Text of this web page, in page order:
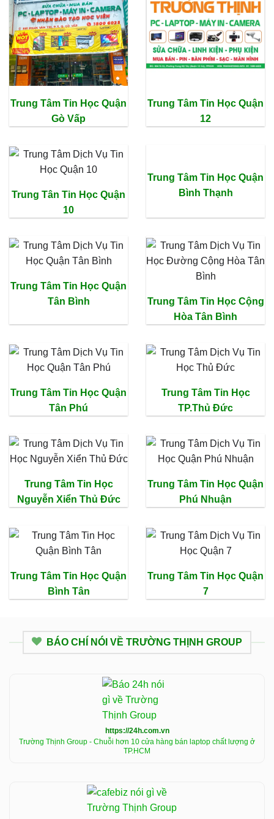
Trung Tâm Tin Học Quận
Gò Vấp
Trung Tâm Tin Học Quận
12
Trung Tân Tin Học Quận
10
Trung Tâm Tin Học Quận
Bình Thạnh
Trung Tâm Tin Học Quận
Tân Bình
Trung Tâm Tin Học Cộng
Hòa Tân Bình
Trung Tâm Tin Học Quận
Tân Phú
Trung Tâm Tin Học
TP.Thủ Đức
Trung Tâm Tin Học
Nguyễn Xiển Thủ Đức
Trung Tâm Tin Học Quận
Phú Nhuận
Trung Tâm Tin Học Quận
Bình Tân
Trung Tâm Tin Học Quận
7
BÁO CHÍ NÓI VỀ TRƯỜNG THỊNH GROUP
https://24h.com.vn
Trường Thịnh Group - Chuỗi hơn 10 cửa hàng bán laptop chất lượng ở
TP.HCM